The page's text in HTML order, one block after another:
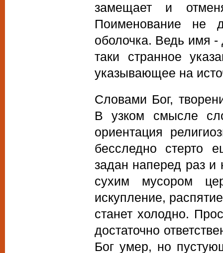
замещает и
Поименование не
оболочка. Ведь имя
таки странное
указывающее на
Словами Бог,
В узком смысле
ориентация
бесследно стерто
задан наперед раз и
сухим мусором
искупление,
станет холодно.
достаточно
Бог умер, но